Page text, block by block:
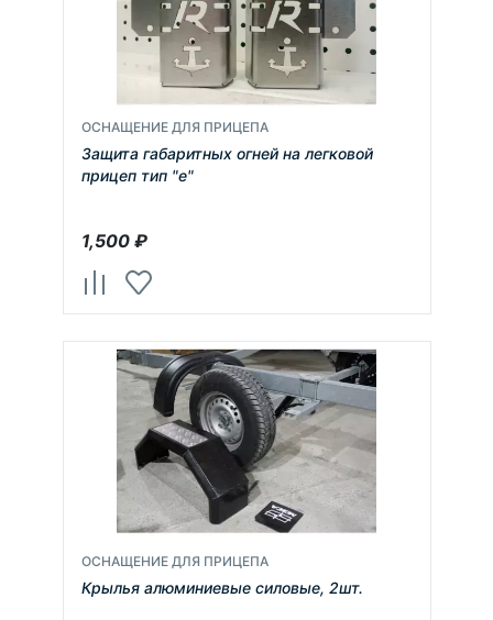
ОСНАЩЕНИЕ ДЛЯ ПРИЦЕПА
Защита габаритных огней на легковой
прицеп тип "е"
1,500₽
ОСНАЩЕНИЕ ДЛЯ ПРИЦЕПА
Крылья алюминиевые силовые, 2шт.